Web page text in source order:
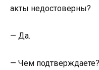
акты недостоверны?
— Да.
— Чем подтверждаете?